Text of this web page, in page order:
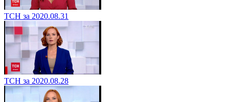
ТСН за 2020.08.31
ТСН за 2020.08.28